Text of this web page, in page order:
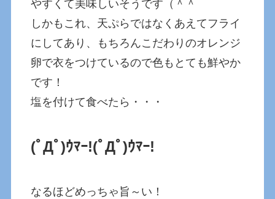
やすくて美味しいそうです（＾＾
しかもこれ、天ぷらではなくあえてフライ
にしてあり、もちろんこだわりのオレンジ
卵で衣をつけているので色もとても鮮やか
です！
塩を付けて食べたら・・・
(ﾟДﾟ)ｳﾏｰ!(ﾟДﾟ)ｳﾏｰ!
なるほどめっちゃ旨～い！